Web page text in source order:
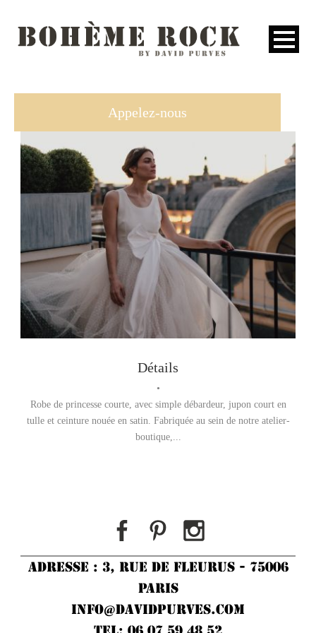
ACCUEIL
COLLECTIONS
L’ESPRIT
PRESSE
CONTACT
Prenez un Rendez-vous
Appelez-nous
Adèle
Détails
•
Robe de princesse courte, avec simple débardeur, jupon court en
tulle et ceinture nouée en satin. Fabriquée au sein de notre atelier-
boutique,...
ADRESSE : 3, RUE DE FLEURUS - 75006
PARIS
INFO@DAVIDPURVES.COM